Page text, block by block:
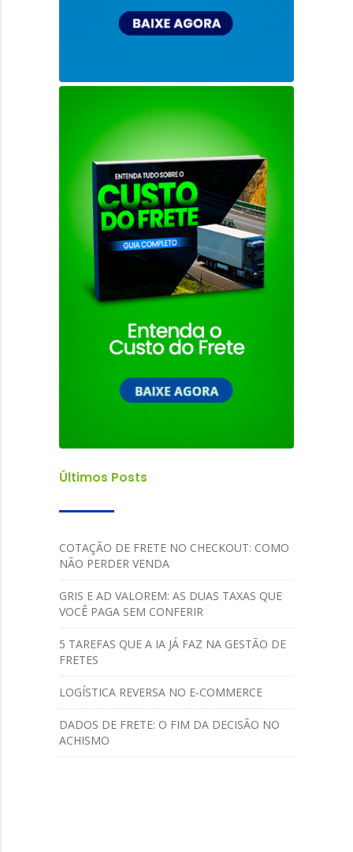
Últimos Posts
COTAÇÃO DE FRETE NO CHECKOUT: COMO
NÃO PERDER VENDA
GRIS E AD VALOREM: AS DUAS TAXAS QUE
VOCÊ PAGA SEM CONFERIR
5 TAREFAS QUE A IA JÁ FAZ NA GESTÃO DE
FRETES
LOGÍSTICA REVERSA NO E-COMMERCE
DADOS DE FRETE: O FIM DA DECISÃO NO
ACHISMO